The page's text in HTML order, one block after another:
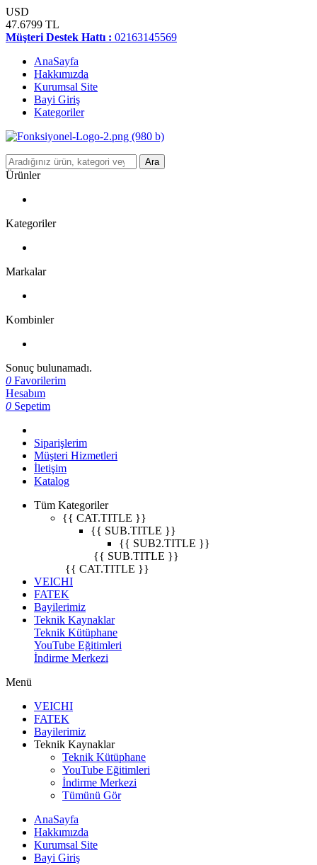
USD
47.6799 TL
Müşteri Destek Hattı : 02163145569
AnaSayfa
Hakkımızda
Kurumsal Site
Bayi Giriş
Kategoriler
Ara
Ürünler
Kategoriler
Markalar
Kombinler
Sonuç bulunamadı.
0 Favorilerim
Hesabım
0 Sepetim
Siparişlerim
Müşteri Hizmetleri
İletişim
Katalog
Tüm Kategoriler
{{ CAT.TITLE }}
{{ SUB.TITLE }}
{{ SUB2.TITLE }}
{{ SUB.TITLE }}
{{ CAT.TITLE }}
VEICHI
FATEK
Bayilerimiz
Teknik Kaynaklar
Teknik Kütüphane
YouTube Eğitimleri
İndirme Merkezi
Menü
VEICHI
FATEK
Bayilerimiz
Teknik Kaynaklar
Teknik Kütüphane
YouTube Eğitimleri
İndirme Merkezi
Tümünü Gör
AnaSayfa
Hakkımızda
Kurumsal Site
Bayi Giriş